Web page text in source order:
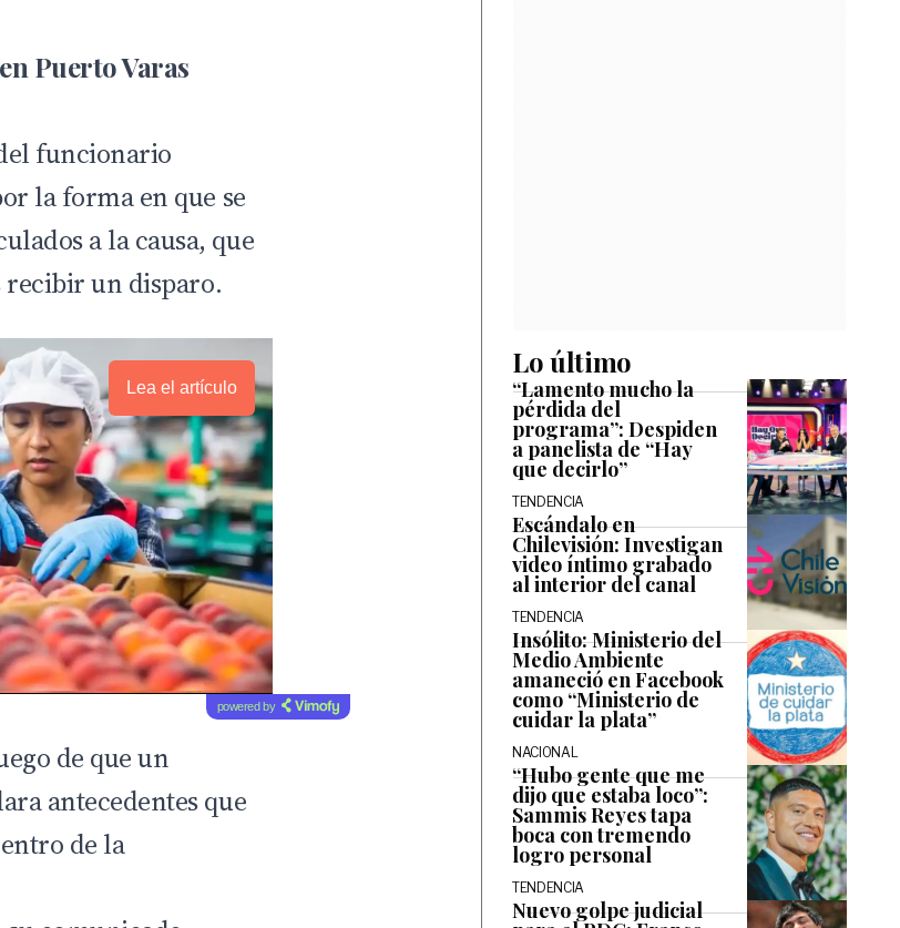
Puerto Varas
funcionario
la forma en que se
a la causa, que
recibir un disparo.
Lea el artículo
powered by
de que un
antecedentes que
de la
Lo último
“Lamento mucho la
pérdida del
programa”: Despiden
a panelista de “Hay
que decirlo”
TENDENCIA
Escándalo en
Chilevisión: Investigan
video íntimo grabado
al interior del canal
TENDENCIA
Insólito: Ministerio del
Medio Ambiente
amaneció en Facebook
como “Ministerio de
cuidar la plata”
NACIONAL
“Hubo gente que me
dijo que estaba loco”:
Sammis Reyes tapa
boca con tremendo
logro personal
TENDENCIA
Nuevo golpe judicial